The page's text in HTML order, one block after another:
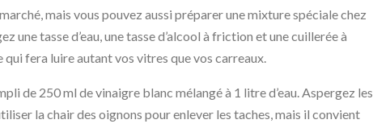
mais vous pouvez aussi préparer une mixture spéciale chez
une tasse d’eau, une tasse d’alcool à friction et une cuillerée à
fera luire autant vos vitres que vos carreaux.
de 250 ml de vinaigre blanc mélangé à 1 litre d’eau. Aspergez les
la chair des oignons pour enlever les taches, mais il convient